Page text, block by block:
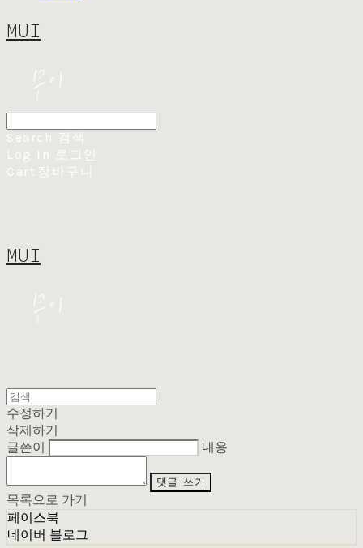
MUI
Search 검색
Log In 로그인
Cart 장바구니
MUI
수정하기
삭제하기
글쓴이
내용
댓글 쓰기
목록으로 가기
페이스북
네이버 블로그